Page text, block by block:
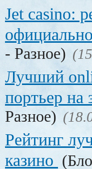
Jet casino:
- Разное)
Лучший
портьер на
Разное)
Рейтинг
казино